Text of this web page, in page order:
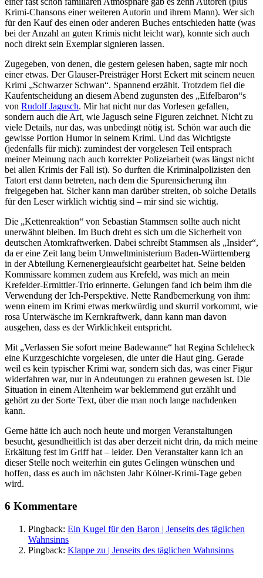
Krimi-Chansons einer weiteren Autorin und ihrem Mann). Wer sich
für den Kauf des einen oder anderen Buches entschieden hatte (was
bei der Anzahl an guten Krimis nicht leicht war), konnte sich auch
noch direkt sein Exemplar signieren lassen.
Zugegeben, von denen, die gestern gelesen haben, sagte mir noch
einer etwas. Der Glauser-Preisträger Horst Eckert mit seinem neuen
Krimi „Schwarzer Schwan“. Spannend erzählt. Trotzdem fiel die
Kaufentscheidung an diesem Abend zugunsten des „Eifelbaron“s
von Rudolf Jagusch. Mir hat nicht nur das Vorlesen gefallen,
sondern auch die Art, wie Jagusch seine Figuren zeichnet. Nicht zu
viele Details, nur das, was unbedingt nötig ist. Schön war auch die
gewisse Portion Humor in seinem Krimi. Und das Wichtigste
(jedenfalls für mich): zumindest der vorgelesen Teil entsprach
meiner Meinung nach auch korrekter Polizeiarbeit (was längst nicht
bei allen Krimis der Fall ist). So durften die Kriminalpolizisten den
Tatort erst dann betreten, nach dem die Spurensicherung ihn
freigegeben hat. Sicher kann man darüber streiten, ob solche Details
für den Leser wirklich wichtig sind – mir sind sie wichtig.
Die „Kettenreaktion“ von Sebastian Stammsen sollte auch nicht
unerwähnt bleiben. Im Buch dreht es sich um die Sicherheit von
deutschen Atomkraftwerken. Dabei schreibt Stammsen als „Insider“,
da er eine Zeit lang beim Umweltministerium Baden-Württemberg
in der Abteilung Kernenergieaufsicht gearbeitet hat. Seine beiden
Kommissare kommen zudem aus Krefeld, was mich an mein
Krefelder-Ermittler-Trio erinnerte. Gelungen fand ich beim ihm die
Verwendung der Ich-Perspektive. Nette Randbemerkung von ihm:
wenn einem im Krimi etwas merkwürdig und skurril vorkommt, wie
rosa Unterwäsche im Kernkraftwerk, dann kann man davon
ausgehen, dass es der Wirklichkeit entspricht.
Mit „Verlassen Sie sofort meine Badewanne“ hat Regina Schleheck
eine Kurzgeschichte vorgelesen, die unter die Haut ging. Gerade
weil es kein typischer Krimi war, sondern sich das, was einer Figur
widerfahren war, nur in Andeutungen zu erahnen gewesen ist. Die
Situation in einem Altenheim war beklemmend gut erzählt und
gehört zu der Sorte Text, über die man noch lange nachdenken
kann.
Gerne hätte ich auch noch heute und morgen Veranstaltungen
besucht, gesundheitlich ist das aber derzeit nicht drin, da mich meine
Erkältung fest im Griff hat – leider. Den Veranstalter kann ich an
dieser Stelle noch weiterhin ein gutes Gelingen wünschen und
hoffen, dass es auch im nächsten Jahr Kölner-Krimi-Tage geben
wird.
6 Kommentare
Pingback: Ein Kugel für den Baron | Jenseits des täglichen
Wahnsinns
Pingback: Klappe zu | Jenseits des täglichen Wahnsinns